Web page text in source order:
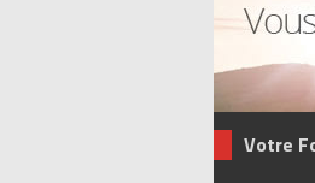
Votre